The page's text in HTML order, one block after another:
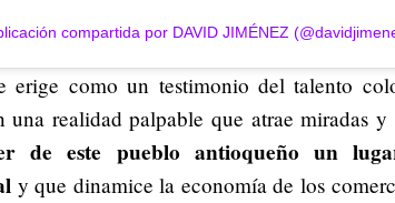
compartida por DAVID JIMÉNEZ
erige como un testimonio del talento
una realidad palpable que atrae miradas
de este pueblo antioqueño un
y que dinamice la economía de los